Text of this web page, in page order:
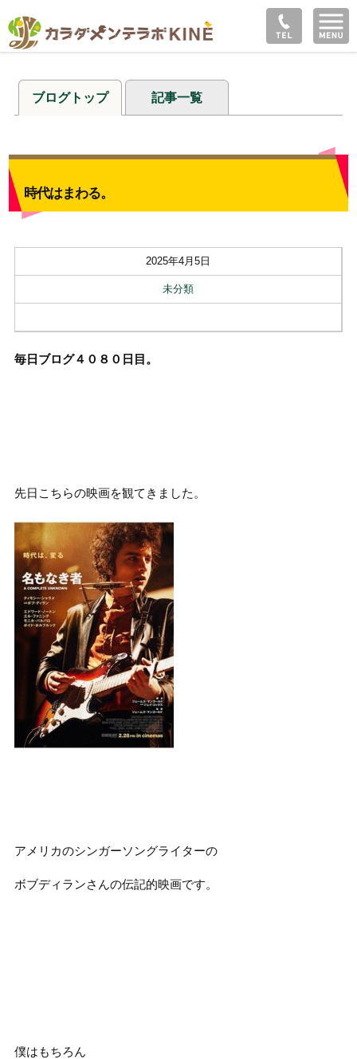
ブログトップ 記事一覧
時代はまわる。
2025年4月5日
未分類
毎日ブログ４０８０ 日目。
先日こちらの映画を観てきました。
アメリカのシンガーソングライターの
ボブディランさんの伝記的映画です。
僕はもちろん